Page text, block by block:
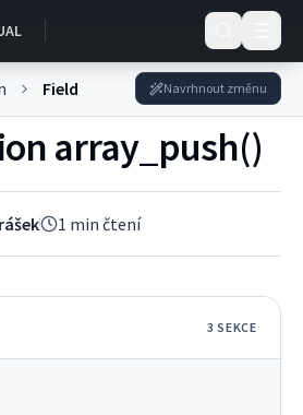
Field Navrhnout změnu
array_push()
1 min čtení
3 SEKCE